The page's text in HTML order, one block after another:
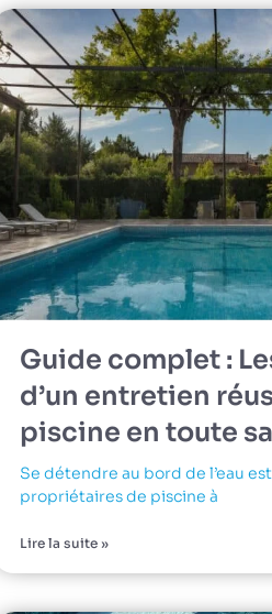
Guide complet :
d’un entretien
piscine en toute
Se détendre au bord de l’eau
propriétaires de piscine à
Lire la suite »